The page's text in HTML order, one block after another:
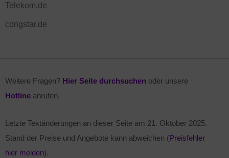
Telekom.de
congstar.de
Weitere Fragen? Hier Seite durchsuchen oder unsere
Hotline anrufen.
Letzte Textänderungen an dieser Seite am 21. Oktober 2025.
Stand der Preise und Angebote kann abweichen (Preisfehler
hier melden).